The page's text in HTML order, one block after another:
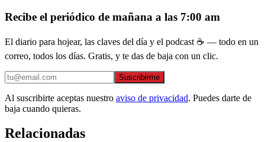
Recibe el periódico de mañana a las 7:00 am
El diario para hojear, las claves del día y el podcast ☕ — todo en un
correo, todos los días. Gratis, y te das de baja con un clic.
Suscribirme
Al suscribirte aceptas nuestro aviso de privacidad. Puedes darte de
baja cuando quieras.
Relacionadas